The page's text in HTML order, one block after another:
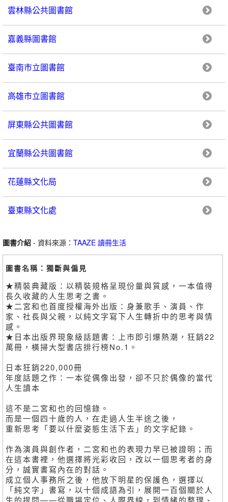
雲林縣公共圖書館
嘉義縣圖書館
臺南市立圖書館
高雄市立圖書館
屏東縣公共圖書館
宜蘭縣公共圖書館
花蓮縣文化局
臺東縣文化處
圖書介紹 - 資料來源： TAAZE 讀冊生活
圖書名稱：獨斷與偏見
★精裝典藏版：以精裝規格呈現份量與質感，一本值得
長久收藏的人生思考之書。
★二宮和也首度授權海外出版：身兼歌手、演員、作
家、社長與父親，以純文字寫下人生轉折中的思考與情
感。
★日本出版界現象級話題書：上市即引爆熱潮，狂銷22
萬冊，橫掃大型書店排行榜No.1。
日本狂銷220,000冊
年度話題之作：一本從偶像出發，卻不只於偶像的當代
人生讀本
這不是二宮和也的回憶錄。
而是一個四十歲的人，在走過人生半途之後，
重新思考「要以什麼姿態生活下去」的文字紀錄。
作為演員與創作者，二宮和也的表現力早已被證明；而
在這本書裡，他選擇將光彩收回，改以一個思考者的身
分，誠實書寫內在的對話。
成立個人事務所之後，他放下明星的保護色，選擇以
「純文字」書寫，以十個成語為引，展開一百個關於人
生的提問——從職場定位、人際界線，到情緒的整理、